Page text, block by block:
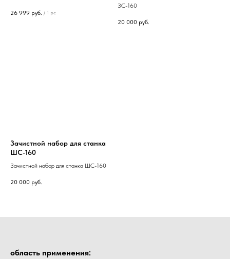
26 999 руб. / 1 pc
ЗС-160
20 000 руб.
Зачистной набор для станка
ШС-160
Зачистной набор для станка ШС-160
20 000 руб.
область применения: